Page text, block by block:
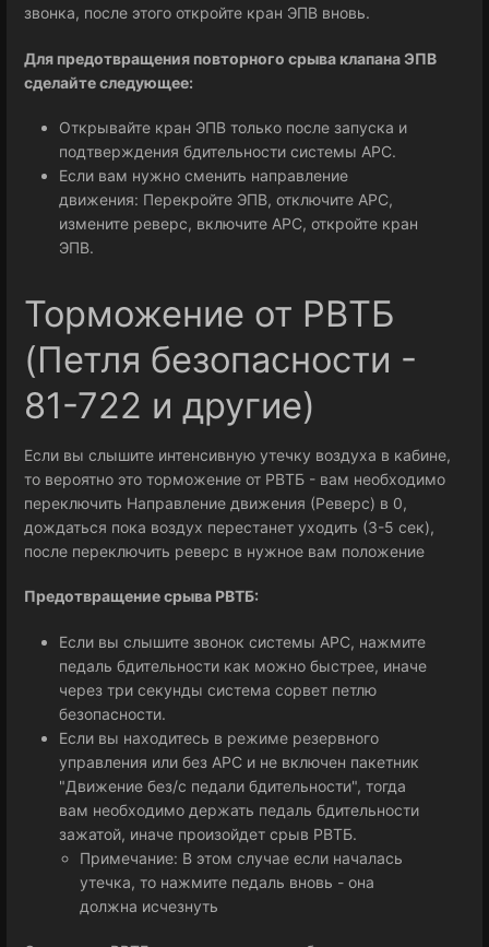
звонка, после этого откройте кран ЭПВ вновь.
Для предотвращения повторного срыва клапана ЭПВ
сделайте следующее:
Открывайте кран ЭПВ только после запуска и
подтверждения бдительности системы АРС.
Если вам нужно сменить направление
движения: Перекройте ЭПВ, отключите АРС,
измените реверс, включите АРС, откройте кран
ЭПВ.
Торможение от РВТБ
(Петля безопасности -
81-722 и другие)
Если вы слышите интенсивную утечку воздуха в кабине,
то вероятно это торможение от РВТБ - вам необходимо
переключить Направление движения (Реверс) в 0,
дождаться пока воздух перестанет уходить (3-5 сек),
после переключить реверс в нужное вам положение
Предотвращение срыва РВТБ:
Если вы слышите звонок системы АРС, нажмите
педаль бдительности как можно быстрее, иначе
через три секунды система сорвет петлю
безопасности.
Если вы находитесь в режиме резервного
управления или без АРС и не включен пакетник
"Движение без/c педали бдительности", тогда
вам необходимо держать педаль бдительности
зажатой, иначе произойдет срыв РВТБ.
Примечание: В этом случае если началась
утечка, то нажмите педаль вновь - она
должна исчезнуть